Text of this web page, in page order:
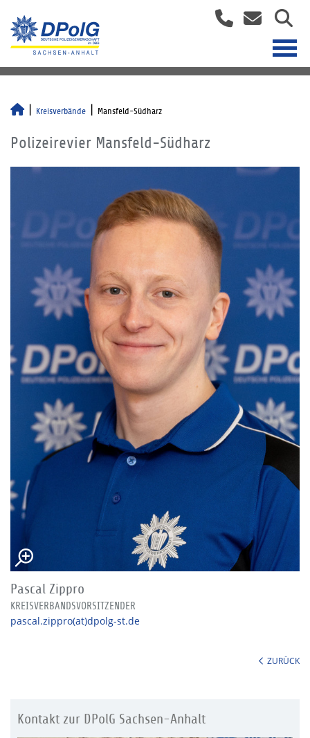
Kreisverbände Mansfeld-Südharz
Polizeirevier Mansfeld-Südharz
Pascal Zippro
KREISVERBANDSVORSITZENDER
pascal.zippro(at)dpolg-st.de
ZURÜCK
Kontakt zur DPolG Sachsen-Anhalt